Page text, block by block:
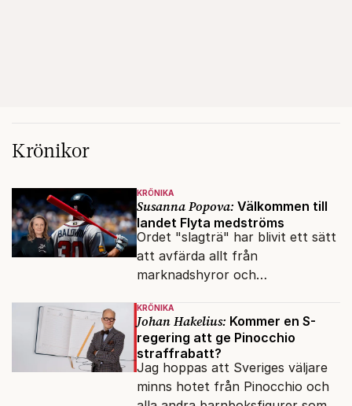
Krönikor
KRÖNIKA
Susanna Popova: Välkommen till
landet Flyta medströms
Ordet "slagträ" har blivit ett sätt
att avfärda allt från
marknadshyror och
om antisemitism.
KRÖNIKA
Johan Hakelius: Kommer en S-
regering att ge Pinocchio
straffrabatt?
Jag hoppas att Sveriges väljare
minns hotet från Pinocchio och